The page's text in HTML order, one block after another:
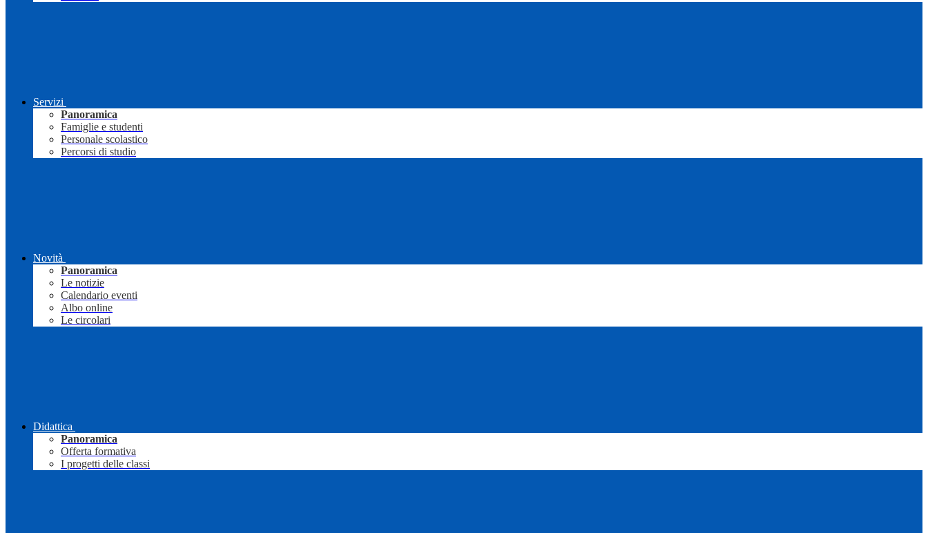
Servizi
Panoramica
Famiglie e studenti
Personale scolastico
Percorsi di studio
Novità
Panoramica
Le notizie
Calendario eventi
Albo online
Le circolari
Didattica
Panoramica
Offerta formativa
I progetti delle classi